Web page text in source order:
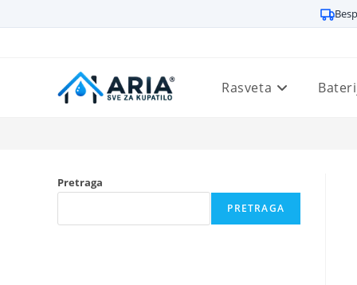
Rasveta
Pretraga
PRETRAGA